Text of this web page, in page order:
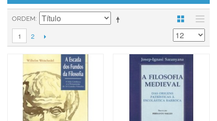
ORDEM
1 2